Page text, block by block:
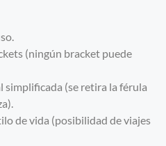
(ningún bracket puede
simplificada (se retira la férula
de vida (posibilidad de viajes